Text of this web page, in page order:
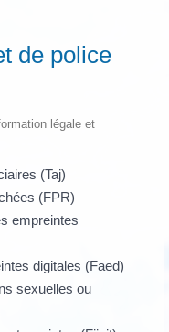
de police
légale et
(Taj)
(FPR)
empreintes
digitales (Faed)
sexuelles ou